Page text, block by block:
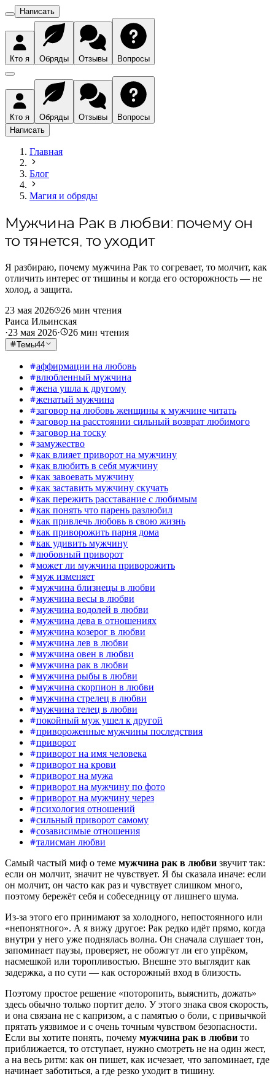
Написать
Кто я Обряды Отзывы Вопросы
Кто я Обряды Отзывы
Вопросы
Написать
Главная
Блог
Магия и обряды
Мужчина Рак в любви: почему он
то тянется, то уходит
Я разбираю, почему мужчина Рак то согревает, то молчит, как
отличить интерес от тишины и когда его осторожность — не
холод, а защита.
23 мая 2026
26 мин чтения
Раиса Ильинская
·23 мая 2026· 26 мин чтения
Темы44
аффирмации на любовь
влюбленный мужчина
жена ушла к другому
женатый мужчина
заговор на любовь женщины к мужчине читать
заговор на расстоянии сильный возврат любимого
заговор на тоску
замужество
как влияет приворот на мужчину
как влюбить в себя мужчину
как завоевать мужчину
как заставить мужчину скучать
как пережить расставание с любимым
как понять что парень разлюбил
как привлечь любовь в свою жизнь
как приворожить парня дома
как удивить мужчину
любовный приворот
может ли мужчина приворожить
муж изменяет
мужчина близнецы в любви
мужчина весы в любви
мужчина водолей в любви
мужчина дева в отношениях
мужчина козерог в любви
мужчина лев в любви
мужчина овен в любви
мужчина рак в любви
мужчина рыбы в любви
мужчина скорпион в любви
мужчина стрелец в любви
мужчина телец в любви
покойный муж ушел к другой
привороженные мужчины последствия
приворот
приворот на имя человека
приворот на крови
приворот на мужа
приворот на мужчину по фото
приворот на мужчину через
психология отношений
сильный приворот самому
созависимые отношения
талисман любви
Самый частый миф о теме мужчина рак в любви звучит так:
если он молчит, значит не чувствует. Я бы сказала иначе: если
он молчит, он часто как раз и чувствует слишком много,
поэтому бережёт себя и собеседницу от лишнего шума.
Из-за этого его принимают за холодного, непостоянного или
«непонятного». А я вижу другое: Рак редко идёт прямо, когда
внутри у него уже поднялась волна. Он сначала слушает тон,
запоминает паузы, проверяет, не обожгут ли его упрёком,
насмешкой или торопливостью. Внешне это выглядит как
задержка, а по сути — как осторожный вход в близость.
Поэтому простое решение «поторопить, выяснить, дожать»
здесь обычно только портит дело. У этого знака своя скорость,
и она связана не с капризом, а с памятью о боли, с привычкой
прятать уязвимое и с очень точным чувством безопасности.
Если вы хотите понять, почему мужчина рак в любви то
приближается, то отступает, нужно смотреть не на один жест,
а на весь ритм: как он пишет, как исчезает, что запоминает, где
начинает заботиться, а где резко уходит в тишину.